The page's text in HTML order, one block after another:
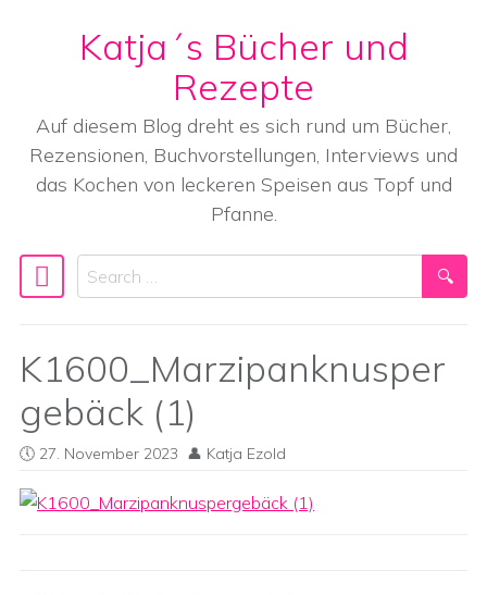
Skip to content
Katja´s Bücher und
Rezepte
Auf diesem Blog dreht es sich rund um Bücher,
Rezensionen, Buchvorstellungen, Interviews und
das Kochen von leckeren Speisen aus Topf und
Pfanne.
Main Navigation
Search
K1600_Marzipanknusper
gebäck (1)
27. November 2023 Katja Ezold